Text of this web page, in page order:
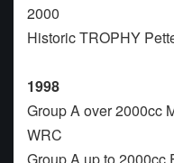
2000
Historic TROPHY
1998
Group A over 2000cc
WRC
Group A up to 2000cc